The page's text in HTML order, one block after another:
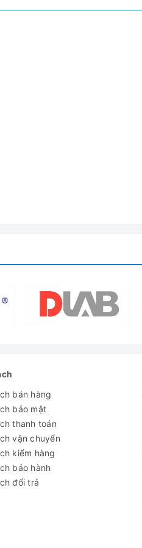
635 x 1040 mm
- 50Hz
bán hàng
bảo mật
thanh toán
vận chuyển
kiểm hàng
bảo hành
đổi trả